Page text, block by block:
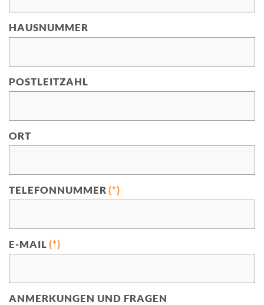
HAUSNUMMER
POSTLEITZAHL
ORT
TELEFONNUMMER (*)
E-MAIL (*)
ANMERKUNGEN UND FRAGEN